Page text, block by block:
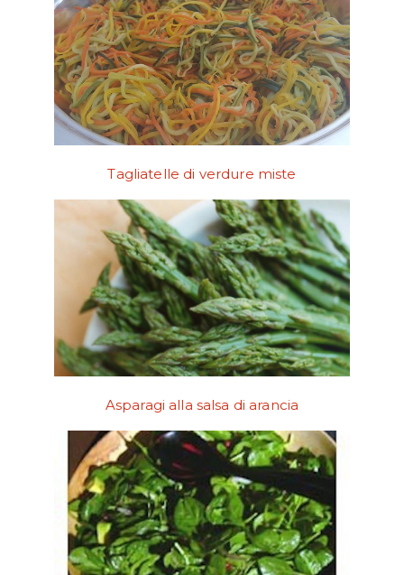
Tagliatelle di verdure miste
Asparagi alla salsa di arancia